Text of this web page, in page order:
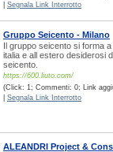
Segnala Link Interrotto
Gruppo Seicento - Milano
Il gruppo seicento si forma
italia e all estero desiderosi
seicento.
https://600.liuto.com/
(Click: 1; Commenti: 0; Link
Segnala Link Interrotto
ALEANDRI Project &